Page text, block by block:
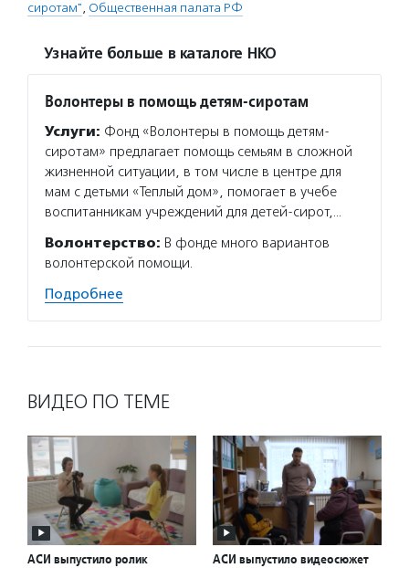
сиротам", Общественная палата РФ
Узнайте больше в каталоге НКО
Волонтеры в помощь детям-сиротам
Услуги: Фонд «Волонтеры в помощь детям-
сиротам» предлагает помощь семьям в сложной
жизненной ситуации, в том числе в центре для
мам с детьми «Теплый дом», помогает в учебе
воспитанникам учреждений для детей-сирот,…
Волонтерство: В фонде много вариантов
волонтерской помощи.
Подробнее
ВИДЕО ПО ТЕМЕ
АСИ выпустило ролик
АСИ выпустило видеосюжет